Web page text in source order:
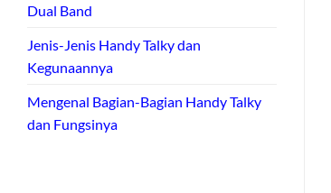
Dual Band
Jenis-Jenis Handy Talky dan
Kegunaannya
Mengenal Bagian-Bagian Handy Talky
dan Fungsinya